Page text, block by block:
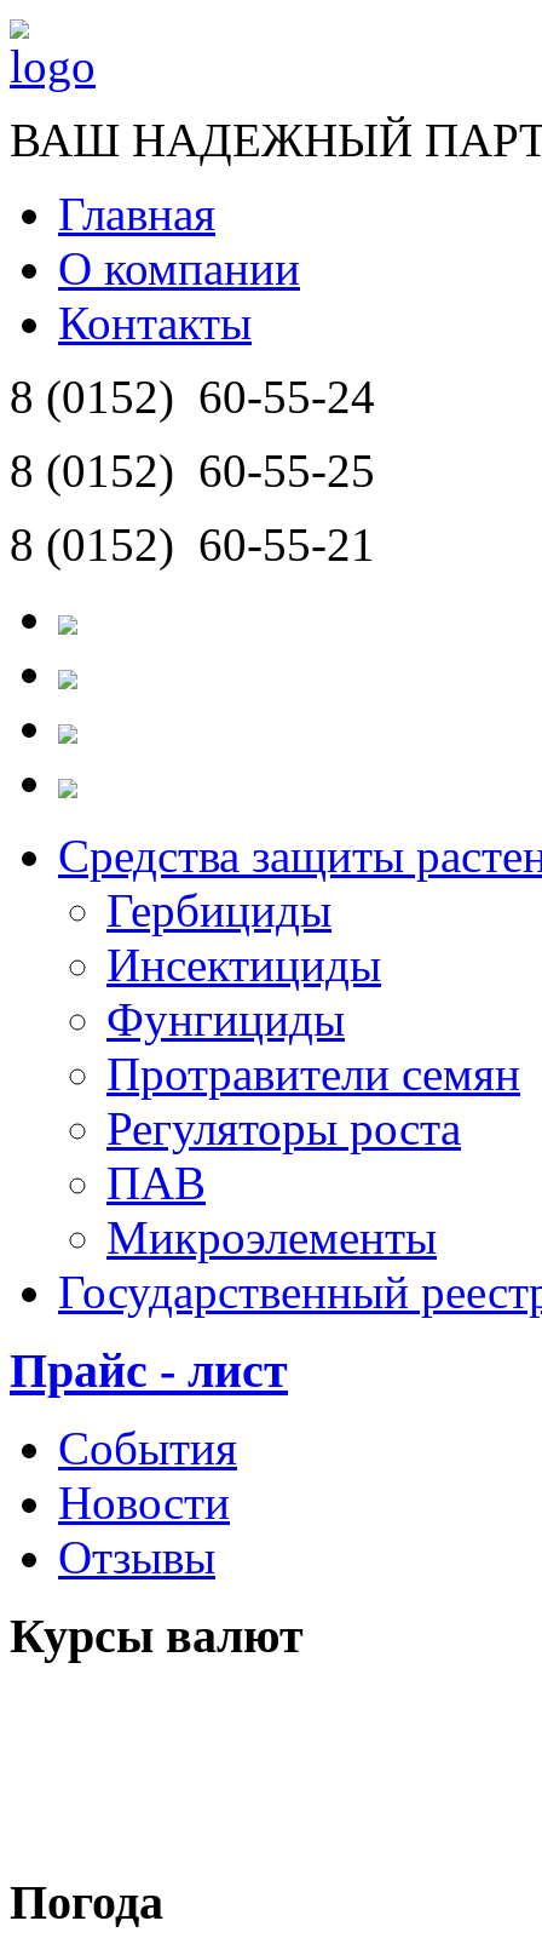
ВАШ НАДЕЖНЫЙ
Главная
О компании
Контакты
8 (0152) 60-55-24
8 (0152) 60-55-25
8 (0152) 60-55-21
Средства защиты
Гербициды
Инсектициды
Фунгициды
Протравители семян
Регуляторы роста
ПАВ
Микроэлементы
Государственный
Прайс - лист
События
Новости
Отзывы
Курсы валют
Погода